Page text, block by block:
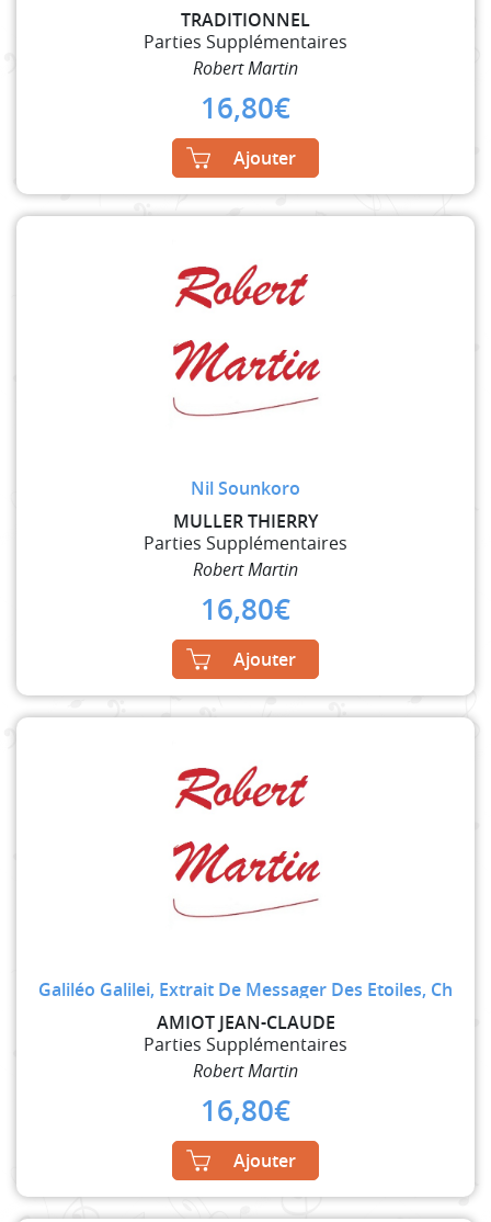
TRADITIONNEL
Parties Supplémentaires
Robert Martin
16,80€
Ajouter
Nil Sounkoro
MULLER THIERRY
Parties Supplémentaires
Robert Martin
16,80€
Ajouter
Galiléo Galilei, Extrait De Messager Des Etoiles, Ch
AMIOT JEAN-CLAUDE
Parties Supplémentaires
Robert Martin
16,80€
Ajouter